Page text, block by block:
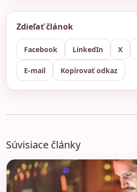
Zdieľať článok
Facebook LinkedIn X
E-mail Kopírovať odkaz
Súvisiace články